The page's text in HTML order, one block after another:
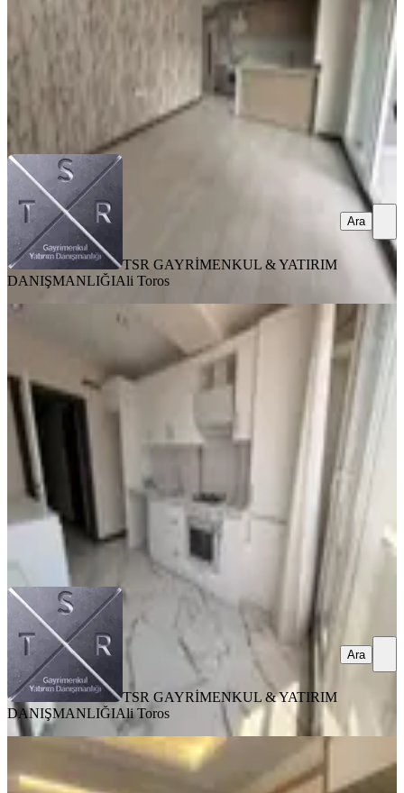
TSR GAYRİMENKUL & YATIRIM DANIŞMANLIĞI Ali Toros
Ara
TSR GAYRİMENKUL & YATIRIM
DANIŞMANLIĞIAli Toros
Ara
SIFIR BİNA
Tsr'den Koyundere Merkezde Satılık
Geniş Teraslı 4+1 Dublex Dair
Menemen, Gazi Mahallesi
4+1
·
6.300.000 ₺6.500.000 ₺
TSR GAYRİMENKUL & YATIRIM DANIŞMANLIĞI
Ara
TSR GAYRİMENKUL & YATIRIM
DANIŞMANLIĞIAli Toros
Ara
Menemen Gazi Mahallesinde 2+1
Kapalı Mutfak Sıfır Satılık Daire